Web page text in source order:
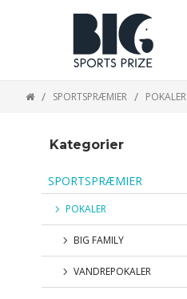
SPORTSPRÆMIER POKALER
Kategorier
SPORTSPRÆMIER
POKALER
BIG FAMILY
VANDREPOKALER